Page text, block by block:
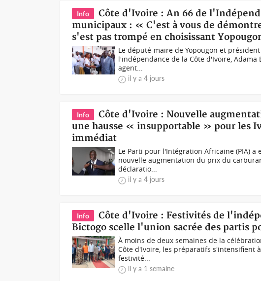
Info
Côte d'Ivoire : An 66 de
municipaux : « C'est à vous de
s'est pas trompé en choisissant
Le député-maire de Yopougon et
l'indépendance de la Côte d'Ivoire,
agent...
il y a 4 jours
Info
Côte d'Ivoire : Nouvelle
une hausse « insupportable » pour les
immédiat
Le Parti pour l'Intégration Africaine (PIA)
nouvelle augmentation du prix du
déclaratio...
il y a 4 jours
Info
Côte d'Ivoire : Festivités de
Bictogo scelle l'union sacrée des partis
À moins de deux semaines de la
Côte d'Ivoire, les préparatifs s'intensifient
festivité...
il y a 1 semaine